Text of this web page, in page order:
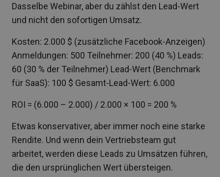
Dasselbe Webinar, aber du zählst den Lead-Wert
und nicht den sofortigen Umsatz.
Kosten: 2.000 $ (zusätzliche Facebook-Anzeigen)
Anmeldungen: 500 Teilnehmer: 200 (40 %) Leads:
60 (30 % der Teilnehmer) Lead-Wert (Benchmark
für SaaS): 100 $ Gesamt-Lead-Wert: 6.000
ROI = (6.000 – 2.000) / 2.000 × 100 = 200 %
Etwas konservativer, aber immer noch eine starke
Rendite. Und wenn dein Vertriebsteam gut
arbeitet, werden diese Leads zu Umsätzen führen,
die den ursprünglichen Wert übersteigen.